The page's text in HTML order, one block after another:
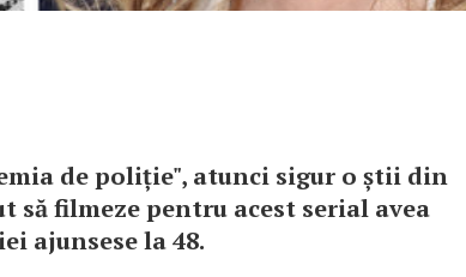
de poliție", atunci sigur o știi din
să filmeze pentru acest serial avea
ajunsese la 48.